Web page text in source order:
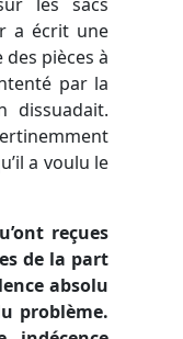
a écrit une
pièces à
par la
dissuadait.
a voulu le
reçues
de la part
absolu
problème.